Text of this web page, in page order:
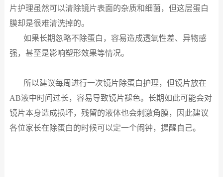
片护理虽然可以清除镜片表面的杂质和细菌，但这层蛋白
膜却是很难清洗掉的。
如果长期忽略不除蛋白，容易造成透氧性差、异物感
强，甚至是影响塑形效果等情况。
所以建议每周进行一次镜片除蛋白护理，但镜片放在
AB液中时间过长，容易导致镜片褪色。长期如此可能会对
镜片本身造成损坏，残留的液体也会刺激角膜，因此建议
各位家长在除蛋白的时候可以定一个闹钟，提醒自己。